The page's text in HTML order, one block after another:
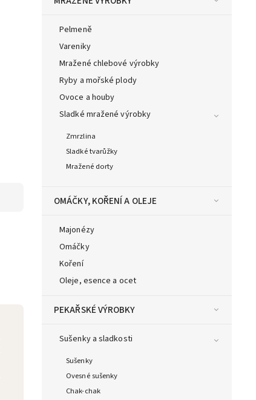
Pelmeně
Vareniky
Mražené chlebové výrobky
Ryby a mořské plody
Ovoce a houby
Sladké mražené výrobky
Zmrzlina
Sladké tvarůžky
Mražené dorty
OMÁČKY, KOŘENÍ A OLEJE
Majonézy
Omáčky
Koření
Oleje, esence a ocet
PEKAŘSKÉ VÝROBKY
Sušenky a sladkosti
Sušenky
Ovesné sušenky
Chak-chak